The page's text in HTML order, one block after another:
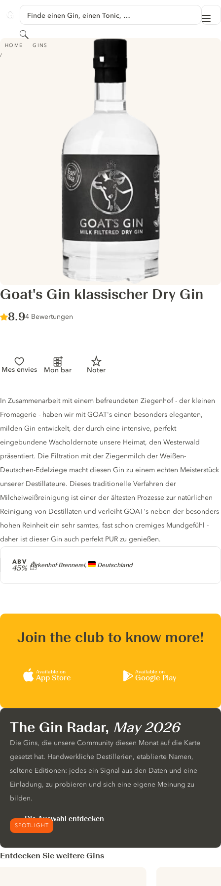
GINVENTORY
Finde einen Gin, einen Tonic, …
Suchen
HOME GINS
GOAT'S GIN KLASSISCHER DRY GIN
Goat's Gin klassischer Dry Gin
Score :
8.9/ 10
4 Bewertungen
Mes envies Mon bar Noter
Producer
Birkenhof Brennerei, Deutschland
ABV
45%
Gin description
In Zusammenarbeit mit einem befreundeten Ziegenhof - der kleinen
Fromagerie - haben wir mit GOAT's einen besonders eleganten,
milden Gin entwickelt, der durch eine intensive, perfekt
eingebundene Wacholdernote unsere Heimat, den Westerwald
präsentiert. Die Filtration mit der Ziegenmilch der Weißen-
Deutschen-Edelziege macht diesen Gin zu einem echten Meisterstück
unserer Destillateure. Dieses traditionelle Verfahren der
Milcheiweißreinigung ist einer der ältesten Prozesse zur natürlichen
Reinigung von Destillaten und verleiht GOAT's neben der besonders
hohen Reinheit ein sehr samtes, fast schon cremiges Mundgefühl -
daher ist dieser Gin auch perfekt PUR zu genießen.
Join the club to know more!
Available on
App Store
Available on
Google Play
SPOTLIGHT
The Gin Radar, May 2026
Die Gins, die unsere Community diesen Monat auf die Karte
gesetzt hat. Handwerkliche Destillerien, etablierte Namen,
seltene Editionen: jedes ein Signal aus den Daten und eine
Einladung, zu probieren und sich eine eigene Meinung zu
bilden.
Die Auswahl entdecken
Entdecken Sie weitere Gins